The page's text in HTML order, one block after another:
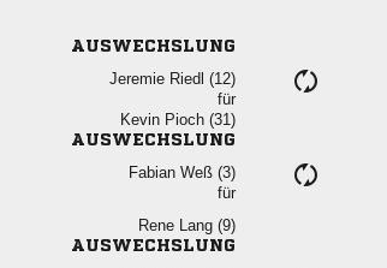
AUSWECHSLUNG
  
für
  
AUSWECHSLUNG
  
für
  
AUSWECHSLUNG